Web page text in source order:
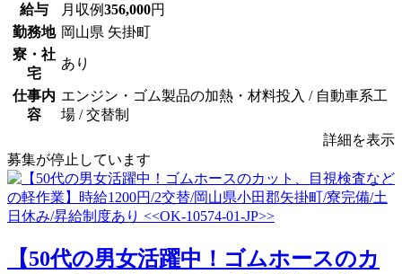
給与 月収例356,000円
勤務地 岡山県 矢掛町
寮・社
宅
あり
仕事内
容
エンジン・ゴム製品の加熱・材料投入 / 自動車系工
場 / 交替制
詳細を表示
募集が停止しています
【50代の男女活躍中！ゴムホースのカ